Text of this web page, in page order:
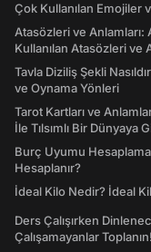
Çok Kullanılan Emojiler
Atasözleri ve Anlamları:
Kullanılan Atasözleri ve
Tavla Diziliş Şekli
ve Oynama Yönleri
Tarot Kartları ve
İle Tılsımlı Bir Dünyaya
Burç Uyumu
Hesaplanır?
İdeal Kilo Nedir? İdeal
Ders Çalışırken
Çalışamayanlar Toplanın!